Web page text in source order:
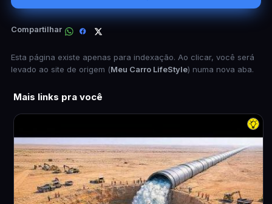
Compartilhar
Esta página existe apenas para indexação. Ao clicar, você será
levado ao site de origem (Meu Carro LifeStyle) numa nova aba.
Mais links pra você